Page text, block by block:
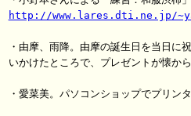
http://www.lares.dti.ne.jp/
・由摩、雨降。由摩の誕生日を当日に
いかけたところで、プレゼントが懐か
・愛菜美。パソコンショップでプリン